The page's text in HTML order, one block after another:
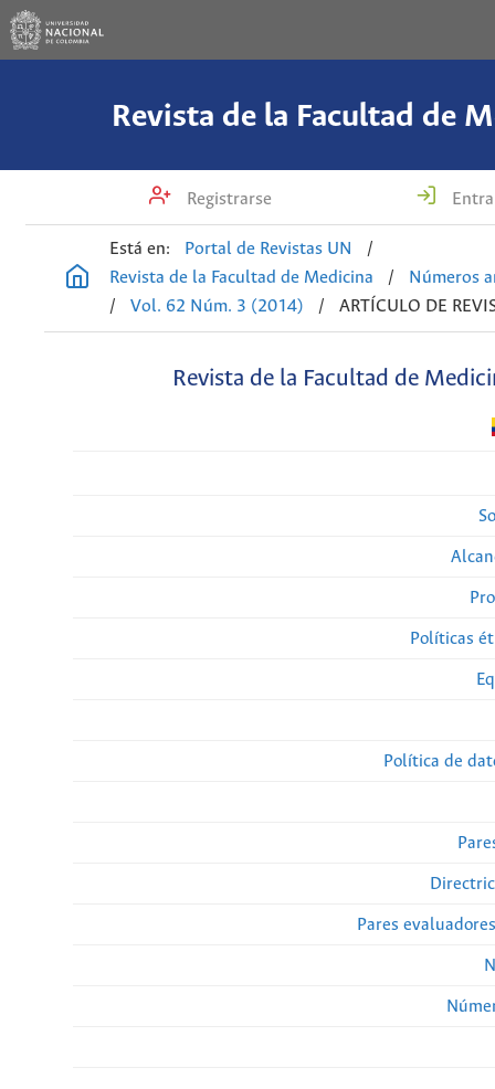
Revista de la Facultad de
Registrarse
Está en: Portal de Revistas UN
/
Revista de la Facultad de Medicina
/
Números
/
Vol. 62 Núm. 3 (2014) / ARTÍCULO DE
Revista de la Facultad de
Políticas
Política de
Pares